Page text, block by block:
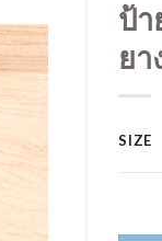
ป้า
ยา
SIZE